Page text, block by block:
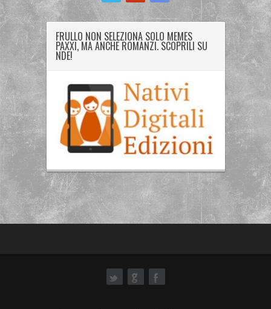
FRULLO NON SELEZIONA SOLO MEMES
PAXXI, MA ANCHE ROMANZI. SCOPRILI SU
NDE!